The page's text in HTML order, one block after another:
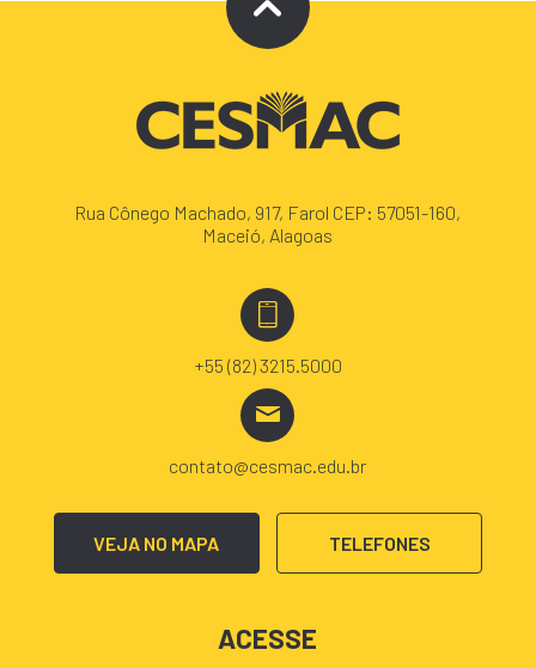
Rua Cônego Machado, 917, Farol CEP: 57051-160,
Maceió, Alagoas
+55 (82) 3215.5000
contato@cesmac.edu.br
VEJA NO MAPA TELEFONES
ACESSE